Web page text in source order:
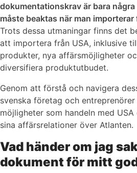
dokumentationskrav är bara
måste beaktas när man importerar
Trots dessa utmaningar finns det
att importera från USA, inklusive
produkter, nya affärsmöjligheter
diversifiera produktutbudet.
Genom att förstå och navigera
svenska företag och
möjligheter som handeln med
sina affärsrelationer över Atlanten.
Vad händer om jag
dokument för mitt